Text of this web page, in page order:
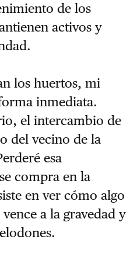
de los
activos y
los huertos, mi
inmediata.
el intercambio de
del vecino de la
esa
compra en la
en ver cómo algo
a la gravedad y